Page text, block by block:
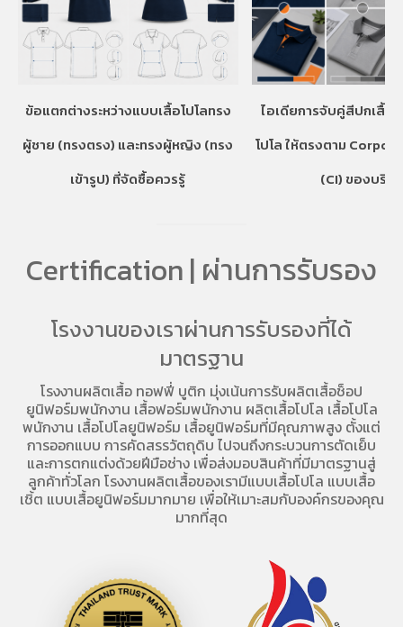
ข้อแตกต่างระหว่างแบบเสื้อโปโลทรง
ผู้ชาย (ทรงตรง) และทรงผู้หญิง (ทรง
เข้ารูป) ที่จัดซื้อควรรู้
ไอเดียการจับคู่สีปกเสื้อ
โปโล ให้ตรงตาม
(CI) ของบริษัท
Certification | ผ่านการรับรอง
โรงงานของเราผ่านการรับรองที่ได้
มาตรฐาน
โรงงานผลิตเสื้อ ทอฟฟี่ บูติก มุ่งเน้นการรับผลิตเสื้อช็อป
ยูนิฟอร์มพนักงาน เสื้อฟอร์มพนักงาน ผลิตเสื้อโปโล เสื้อโปโล
พนักงาน เสื้อโปโลยูนิฟอร์ม เสื้อยูนิฟอร์มที่มีคุณภาพสูง ตั้งแต่
การออกแบบ การคัดสรรวัตถุดิบ ไปจนถึงกระบวนการตัดเย็บ
และการตกแต่งด้วยฝีมือช่าง เพื่อส่งมอบสินค้าที่มีมาตรฐานสู่
ลูกค้าทั่วโลก โรงงานผลิตเสื้อของเรามีแบบเสื้อโปโล แบบเสื้อ
เชิ้ต แบบเสื้อยูนิฟอร์มมากมาย เพื่อให้เมาะสมกับองค์กรของคุณ
มากที่สุด